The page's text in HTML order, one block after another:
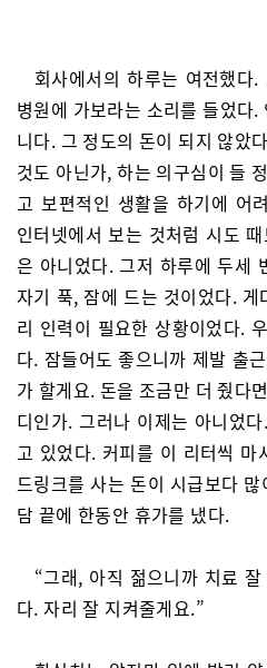
회사에서의 하루는 여전했다
병원에 가보라는 소리를 들었다
니다. 그 정도의 돈이 되지 않았
것도 아닌가, 하는 의구심이 들
고 보편적인 생활을 하기에 어
인터넷에서 보는 것처럼 시도
은 아니었다. 그저 하루에 두세
자기 푹, 잠에 드는 것이었다.
리 인력이 필요한 상황이었다.
다. 잠들어도 좋으니까 제발 출
가 할게요. 돈을 조금만 더 줬다
디인가. 그러나 이제는 아니었
고 있었다. 커피를 이 리터씩 마
드링크를 사는 돈이 시급보다
담 끝에 한동안 휴가를 냈다.
“그래, 아직 젊으니까 치료
다. 자리 잘 지켜줄게요.”